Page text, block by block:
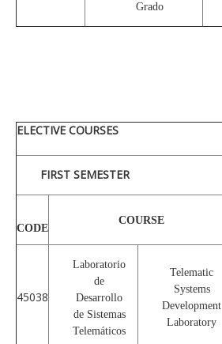
Grado
ELECTIVE COURSES
FIRST SEMESTER
CODE
COURSE
45038
Laboratorio
de
Desarrollo
de Sistemas
Telemáticos
Telematic
Systems
Development
Laboratory